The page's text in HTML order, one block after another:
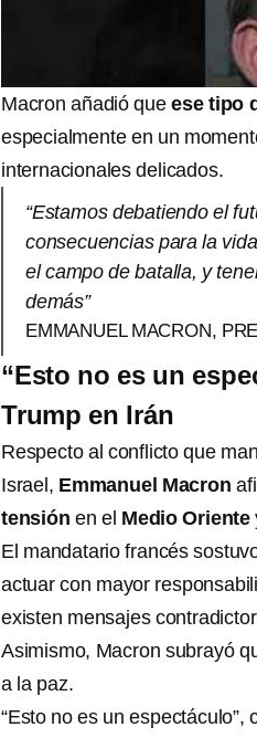
Macron añadió queese tipo
especialmente en un
internacionales delicados.
“Estamos debatiendo el
consecuencias para la
el campo de batalla, y
demás”
EMMANUEL MACRON,
“Esto no es un
Trump en Irán
Respecto al conflicto que
Israel, Emmanuel Macron
tensión en el Medio Oriente
El mandatario francés
actuar con mayor
existen mensajes
Asimismo, Macron subrayó
a la paz.
“Esto no es un